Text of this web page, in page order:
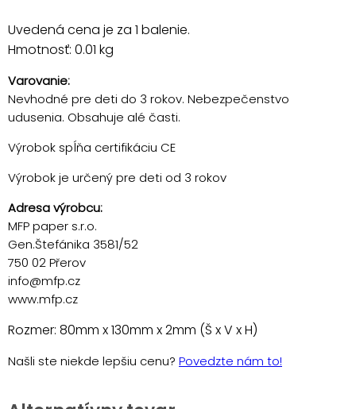
Uvedená cena je za 1 balenie.
Hmotnosť: 0.01 kg
Varovanie:
Nevhodné pre deti do 3 rokov. Nebezpečenstvo
udusenia. Obsahuje alé časti.
Výrobok spĺňa certifikáciu CE
Výrobok je určený pre deti od 3 rokov
Adresa výrobcu:
MFP paper s.r.o.
Gen.Štefánika 3581/52
750 02 Přerov
info@mfp.cz
www.mfp.cz
Rozmer: 80mm x 130mm x 2mm (Š x V x H)
Našli ste niekde lepšiu cenu? Povedzte nám to!